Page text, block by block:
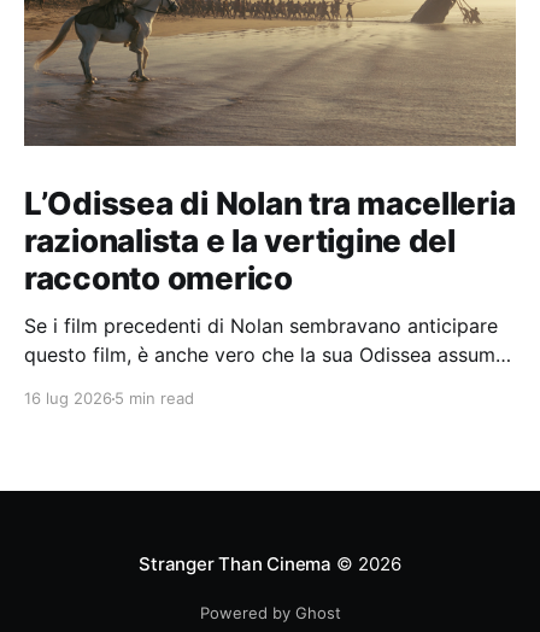
L’Odissea di Nolan tra macelleria
razionalista e la vertigine del
racconto omerico
Se i film precedenti di Nolan sembravano anticipare
questo film, è anche vero che la sua Odissea assume
16 lug 2026 5 min read
Stranger Than Cinema © 2026
Powered by Ghost